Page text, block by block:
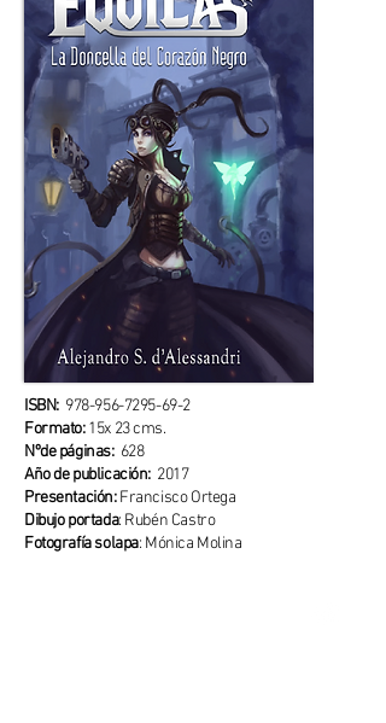
ISBN: 978-956-7295-69-2
Formato:15x 23 cms.
Nºde páginas:628
Año de publicación: 2017
Presentación:Francisco Ortega
Dibujo portada: Rubén Castro
Fotografía solapa: Mónica Molina